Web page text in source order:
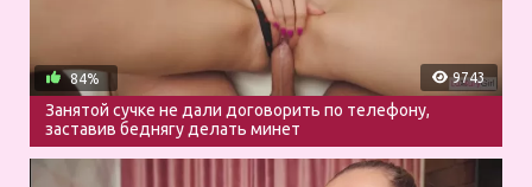
9743
84%
Занятой сучке не дали договорить по телефону,
заставив беднягу делать минет